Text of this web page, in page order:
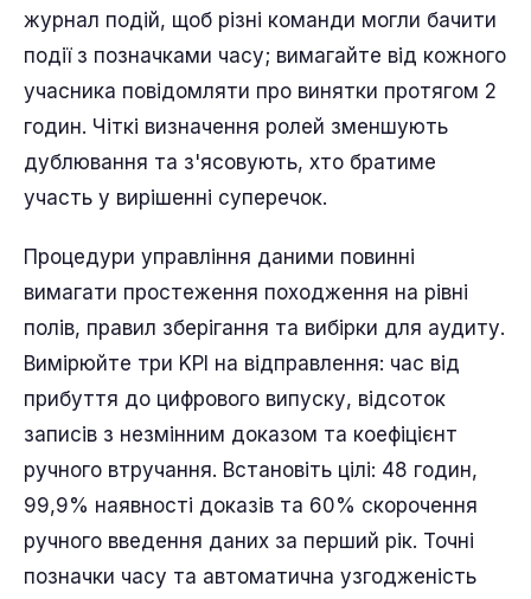
журнал подій, щоб різні команди могли бачити
події з позначками часу; вимагайте від кожного
учасника повідомляти про винятки протягом 2
годин. Чіткі визначення ролей зменшують
дублювання та з'ясовують, хто братиме
участь у вирішенні суперечок.
Процедури управління даними повинні
вимагати простеження походження на рівні
полів, правил зберігання та вибірки для аудиту.
Вимірюйте три KPI на відправлення: час від
прибуття до цифрового випуску, відсоток
записів з незмінним доказом та коефіцієнт
ручного втручання. Встановіть цілі: 48 годин,
99,9% наявності доказів та 60% скорочення
ручного введення даних за перший рік. Точні
позначки часу та автоматична узгодженість